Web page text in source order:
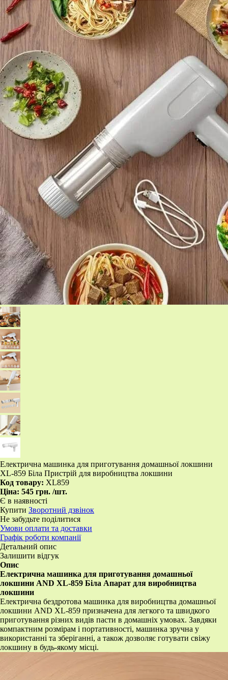
Електрична машинка для приготування домашньої локшини
XL-859 Біла Пристрій для виробництва локшини
Код товару: XL859
Ціна: 545 грн. /шт.
Є в наявності
Купити Зворотний дзвінок
Не забудьте поділитися
Умови оплати та доставки
Графік роботи компанії
Детальний опис
Залишити відгук
Опис
Електрична машинка для приготування домашньої
локшини AND XL-859 Біла Апарат для виробництва
локшини
Електрична бездротова машинка для виробництва домашньої
локшини AND XL-859 призначена для легкого та швидкого
приготування різних видів пасти в домашніх умовах. Завдяки
компактним розмірам і портативності, машинка зручна у
використанні та зберіганні, а також дозволяє готувати свіжу
локшину в будь-якому місці.